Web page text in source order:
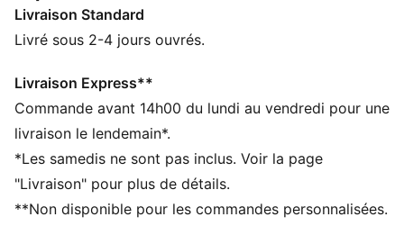
Confectionné avec un minimum de 30 % de matériaux
recyclés
Conçu pour : Lifestyle par PUMA
Maille côtelée
Bord rabattable
Doublure en polaire
Éléments de design PUMA emblématiques
Livraison Standard
Livré sous 2-4 jours ouvrés.
Livraison Express**
Commande avant 14h00 du lundi au vendredi pour une
livraison le lendemain*.
*Les samedis ne sont pas inclus. Voir la page
"Livraison" pour plus de détails.
**Non disponible pour les commandes personnalisées.